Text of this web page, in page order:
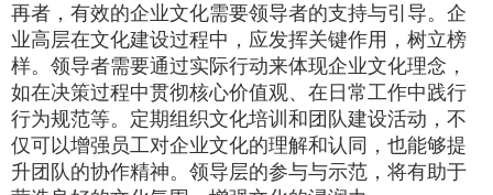
再者，有效的企业文化需要领导者的支持与引导。企
业高层在文化建设过程中，应发挥关键作用，树立榜
样。领导者需要通过实际行动来体现企业文化理念，
如在决策过程中贯彻核心价值观、在日常工作中践行
行为规范等。定期组织文化培训和团队建设活动，不
仅可以增强员工对企业文化的理解和认同，也能够提
升团队的协作精神。领导层的参与与示范，将有助于